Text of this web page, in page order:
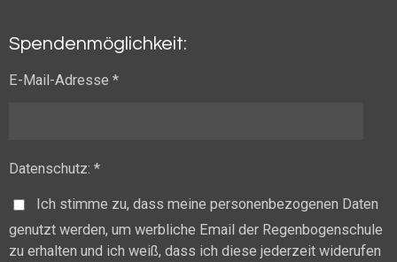
Spendenmöglichkeit:
E-Mail-Adresse *
Datenschutz: *
Ich stimme zu, dass meine personenbezogenen Daten
genutzt werden, um werbliche Email der Regenbogenschule
zu erhalten und ich weiß, dass ich diese jederzeit widerufen